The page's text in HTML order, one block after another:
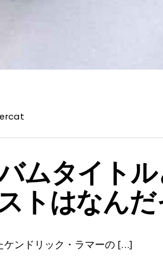
ムタイト
トはなん
ケンドリック・ラマーの […]